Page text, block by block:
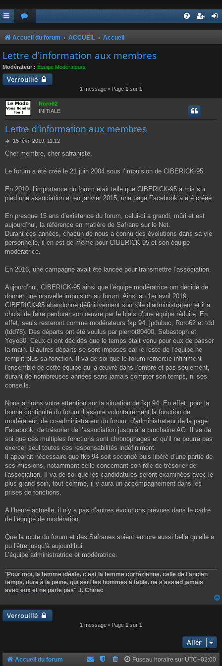
Accueil du forum ACCUEIL Accueil
Lettre d'information aux membres
Modérateur : Équipe Modérateurs
Verrouillé
1 message • Page 1 sur 1
Roro62
INITIALE
Lettre d'information aux membres
M
s
a
15 févr. 2019, 11:12
Cher membre, cher safraniste,
Le forum a été créé le 21 juin 2004 sous l’impulsion de CIBERICK-95.
En 2010, l’importance du forum était telle que CIBERICK-95 a mis sur
pied une association et en janvier 2015, une page Facebook a été créée.
En presque 15 ans d’existence du forum, celui-ci a grandi, mûri et est
aujourd’hui, la référence en matière de Safrane sur le Net.
Durant ces années, chacun de nous a connu des évolutions dans sa vie
personnelle, il en est de même pour CIBERICK-95 et son équipe
modératrice.
En 2016, une campagne avait été lancée pour transmettre l’association.
Aujourd’hui, CIBERICK-95 ainsi que l’équipe modératrice ont décidé de
donner une nouvelle impulsion au forum. Ainsi au 1er avril 2019,
CIBERICK-95 abandonne définitivement son rôle d’administrateur et il a
choisi de faire perdurer son œuvre par le biais d’une équipe réduite. En
effet, seuls resteront comme modérateurs fkp 94, jpdubuc, Roro62 et tdd
(tdd78). Des départs ont été voulus par pierrot80400, Sebastoph et
Yoyo30. Ceux-ci ont décidés que le temps était venu pour eux de passer
la main. D’autres départs se sont imposés car le reste de l’équipe ne
remplit plus sa fonction. Il va de soi que le forum remercie infiniment
l'ensemble de cette équipe qui a œuvré dans l’ombre et pas seulement,
durant de nombreuses années sans jamais compter son temps, ni ses
conseils.
Nous attirons votre attention sur la situation de fkp 94. En effet, pour la
bonne continuité du forum il assure volontairement la fonction de
modérateur, de co-administrateur du forum, d’administrateur de la page
Facebook, de trésorier de l’association jusqu’à la prochaine AG. Il va de
soi que ces multiples fonctions sont chronophages et qu’il ne pourra pas
exercer seul toutes ces responsabilités indéfiniment.
Il apparait nécessaire que fkp 94 soit secondé puis libéré d’une partie de
ses missions, notamment celle concernant son rôle de trésorier de
l'association. Il va de soi que les candidatures seront examinées avec le
plus grand soin, tout comme, il y aura un accompagnement dans les
prises de fonctions.
A l’heure actuelle, il n’y a pas d’autres évolutions prévues dans le cadre
de l’équipe de modération.
Que la route du forum et des Safranes soient encore aussi belle qu’elle a
pu l'être jusqu’à aujourd’hui.
L’équipe administratrice et modératrice.
"Pour moi, la femme idéale, c'est la femme corrézienne, celle de l'ancien
temps, dure à la peine, qui sert les hommes à table, ne s'assied jamais
avec eux et ne parle pas" J. Chirac
Verrouillé
1 message • Page 1 sur 1
Aller
Accueil du forum Fuseau horaire sur UTC+02:00